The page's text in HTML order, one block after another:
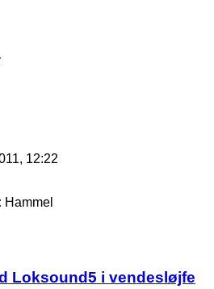
12:22
Hammel
Loksound5 i vendesløjfe